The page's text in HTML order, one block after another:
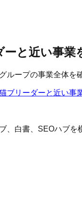
ーと近い事業
ループの事業全体を
ブリーダーと近い事
、白書、SEOハブを